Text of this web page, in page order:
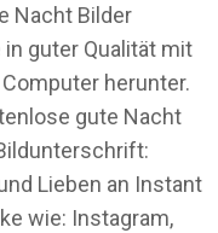
Nacht Bilder
guter Qualität mit
herunter.
gute Nacht
Lieben an Instant
wie: Instagram,